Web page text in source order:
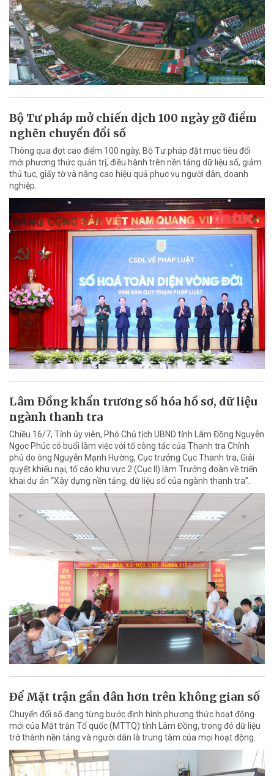
Bộ Tư pháp mở chiến dịch 100 ngày gỡ điểm
nghẽn chuyển đổi số
Thông qua đợt cao điểm 100 ngày, Bộ Tư pháp đặt mục tiêu đổi
mới phương thức quản trị, điều hành trên nền tảng dữ liệu số, giảm
thủ tục, giấy tờ và nâng cao hiệu quả phục vụ người dân, doanh
nghiệp.
Lâm Đồng khẩn trương số hóa hồ sơ, dữ liệu
ngành thanh tra
Chiều 16/7, Tỉnh ủy viên, Phó Chủ tịch UBND tỉnh Lâm Đồng Nguyễn
Ngọc Phúc có buổi làm việc với tổ công tác của Thanh tra Chính
phủ do ông Nguyễn Mạnh Hường, Cục trưởng Cục Thanh tra, Giải
quyết khiếu nại, tố cáo khu vực 2 (Cục II) làm Trưởng đoàn về triển
khai dự án “Xây dựng nền tảng, dữ liệu số của ngành thanh tra”.
Ðể Mặt trận gần dân hơn trên không gian số
Chuyển đổi số đang từng bước định hình phương thức hoạt động
mới của Mặt trận Tổ quốc (MTTQ) tỉnh Lâm Đồng, trong đó dữ liệu
trở thành nền tảng và người dân là trung tâm của mọi hoạt động.